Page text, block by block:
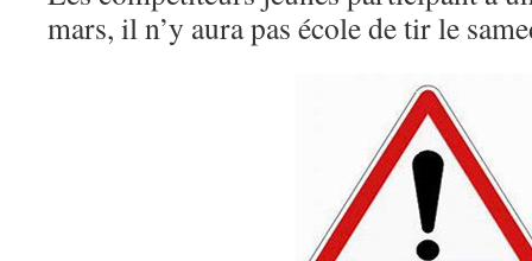
mars, il n’y aura pas école de tir le